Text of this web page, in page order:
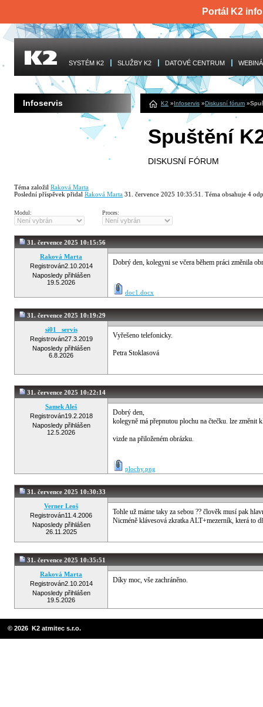
Portál K2
SYSTÉM K2 SLUŽBY K2 DATOVÉ CENTRUM
K2 »Infoservis »Diskusní fórum »
Infoservis
Spuštění
DISKUSNÍ FÓRUM
Téma založil Raková Marta
Poslední příspěvek přidal Raková Marta 31. července 2025 10:35:51 Téma obsahuje 4
Modul: Proces:
31. července 2025 10:15:56
Raková Marta
Registrován2.10.2014
Naposledy přihlášen
19.5.2026
Dobrý den, kolegyni se včera během práci změnila
doc1.docx
31. července 2025 10:19:29
si01_ servis
Registrován27.3.2019
Naposledy přihlášen
6.8.2026
Vyřešeno telefonicky.
Petra Stoklasová
31. července 2025 10:22:14
Samek Aleš
Registrován19.2.2018
Naposledy přihlášen
12.5.2026
Dobrý den,
kolegyně má přepnutou plochu na čtečku. lze
vizde na přiloženém obrázku.
plochy.png
31. července 2025 10:30:33
Verner Leoš
Registrován11.4.2006
Naposledy přihlášen
26.11.2025
Tohle už máme taky za sebou ?? člověk musí pak
Nicméně klávesová zkratka ALT+mezerník, která to
31. července 2025 10:35:51
Raková Marta
Registrován2.10.2014
Naposledy přihlášen
19.5.2026
Díky moc, vše zachráněno.
© 2026 K2 atmitec s.r.o.